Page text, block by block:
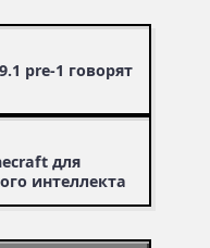
pre-1 говорят
для
интеллекта